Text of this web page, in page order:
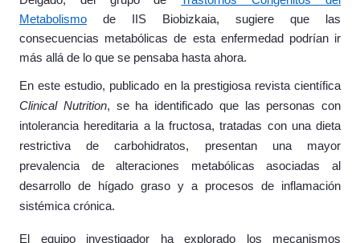
Metabolismo de IIS Biobizkaia, sugiere que las
consecuencias metabólicas de esta enfermedad podrían ir
más allá de lo que se pensaba hasta ahora.
En este estudio, publicado en la prestigiosa revista científica
Clinical Nutrition, se ha identificado que las personas con
intolerancia hereditaria a la fructosa, tratadas con una dieta
restrictiva de carbohidratos, presentan una mayor
prevalencia de alteraciones metabólicas asociadas al
desarrollo de hígado graso y a procesos de inflamación
sistémica crónica.
El equipo investigador ha explorado los mecanismos